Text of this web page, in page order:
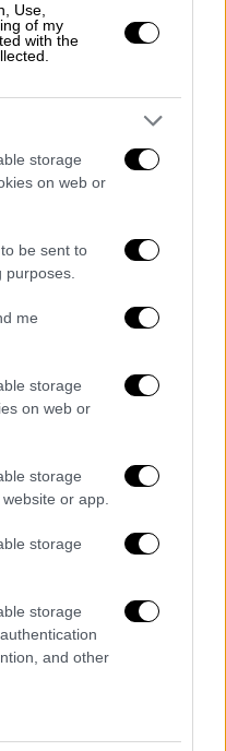
Use,
of my
with the
storage
on web or
be sent to
me
storage
on web or
storage
or app.
storage
storage
and other
αυτό κατά την
του,
από το ισραηλινό
αλλά να
ασπίδα από
είναι ικανό να
με βραχύ
με μακρό
να συνεπάγεται
σημερινών
άμυνας των
έχει ήδη
25
το κόστος
σε
υπέγραψε ο